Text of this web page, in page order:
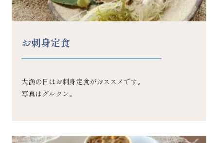
お刺身定食
大漁の日はお刺身定食がおススメです。
写真はグルクン。